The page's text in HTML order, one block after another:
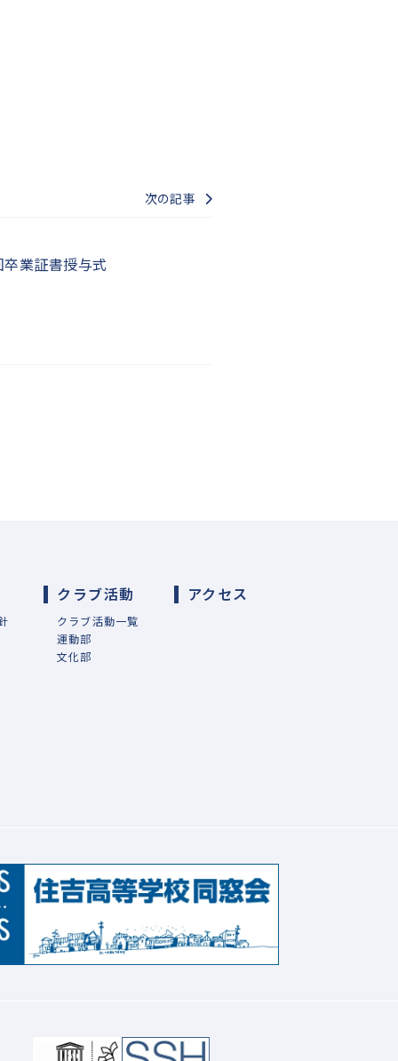
次の記事
業証書授与式
クラブ活動
クラブ活動一覧
運動部
文化部
アクセス